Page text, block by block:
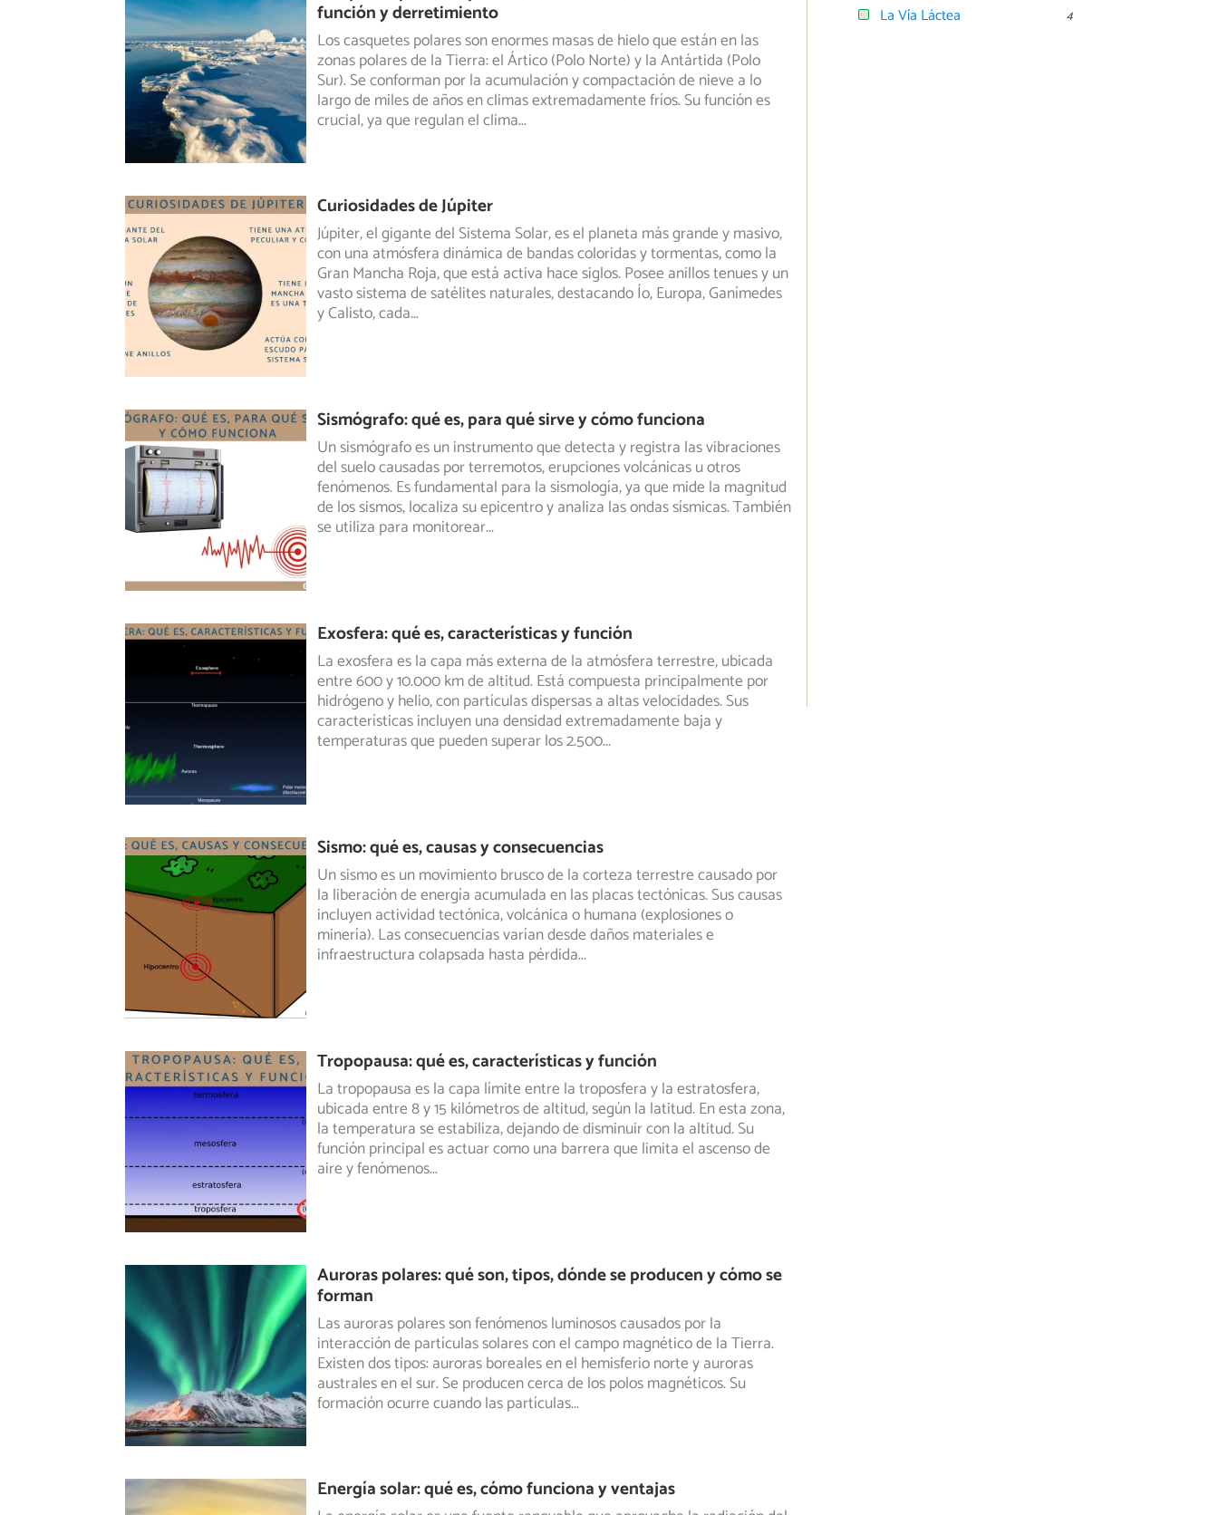
función y derretimiento
Los casquetes polares son enormes masas de hielo que están en las
zonas polares de la Tierra: el Ártico (Polo Norte) y la Antártida (Polo
Sur).Se conforman por la acumulación y compactación de nieve a lo
largo de miles de años en climas extremadamente fríos. Su función es
crucial, ya que regulan el clima...
Curiosidades de Júpiter
Júpiter, el gigante del Sistema Solar, es el planeta más grande y masivo,
con una atmósfera dinámica de bandas coloridas y tormentas, como la
Gran Mancha Roja, que está activa hace siglos. Posee anillos tenues y un
vasto sistema de satélites naturales, destacando Ío, Europa, Ganímedes
y Calisto, cada...
Sismógrafo: qué es, para qué sirve y cómo funciona
Un sismógrafo es un instrumento que detecta y registra las vibraciones
del suelo causadas por terremotos, erupciones volcánicas u otros
fenómenos.Es fundamental para la sismología, ya que mide la magnitud
de los sismos, localiza su epicentro y analiza las ondas sísmicas. También
se utiliza para monitorear...
Exosfera: qué es, características y función
La exosfera es la capa más externa de la atmósfera terrestre, ubicada
entre 600 y 10.000 km de altitud. Está compuesta principalmente por
hidrógenoy helio, con partículas dispersas a altas velocidades. Sus
características incluyen una densidad extremadamente baja y
temperaturas que pueden superar los 2.500...
Sismo: qué es, causas y consecuencias
Un sismo es un movimiento brusco de la corteza terrestre causado por
la liberación de energía acumulada en las placas tectónicas. Sus causas
incluyen actividad tectónica, volcánica o humana (explosiones o
minería). Las consecuencias varían desde daños materiales e
infraestructura colapsada hasta pérdida...
Tropopausa: qué es, características y función
La tropopausa es la capa límite entre la troposfera y la estratosfera,
ubicada entre 8 y 15 kilómetros de altitud, según la latitud. En estazona,
la temperatura se estabiliza, dejando de disminuir con la altitud. Su
función principal es actuar como una barrera que limita el ascenso de
aire y fenómenos...
Auroras polares: qué son, tipos, dónde se producen y cómo se
forman
Las auroras polares son fenómenos luminosos causados por la
interacción de partículas solares con el campo magnético de la Tierra.
Existen dostipos: auroras boreales en el hemisferio norte y auroras
australes en el sur. Se producen cerca de los polos magnéticos. Su
formación ocurre cuando las partículas...
Energía solar: qué es, cómo funciona y ventajas
La Vía Láctea 4